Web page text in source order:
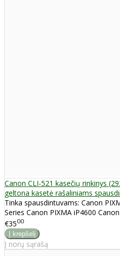
Canon CLI-521 kasečių rinkinys
geltona kasetė rašaliniams
Tinka spausdintuvams: Canon
Series Canon PIXMA iP4600 Canon
€3500
Į norų sąrašą